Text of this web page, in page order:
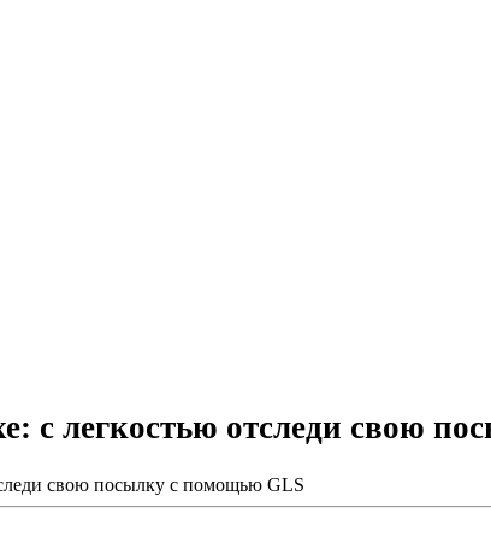
с легкостью отследи свою
свою посылку с помощью GLS